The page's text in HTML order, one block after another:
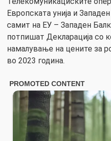
Европската унија и
самит на ЕУ – Западен
потпишат Декларација со
намалување на цените за
во 2023 година.